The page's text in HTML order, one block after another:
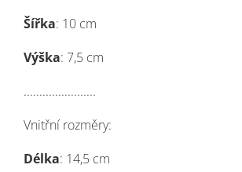
Šířka: 10 cm
Výška: 7,5 cm
.......................
Vnitřní rozměry:
Délka: 14,5 cm